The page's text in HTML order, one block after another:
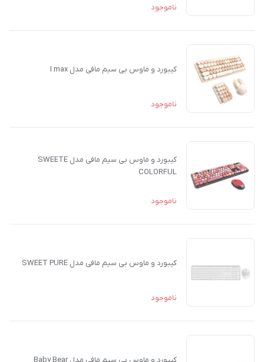
ناموجود
کیبورد و ماوس بی سیم مافی مدل I max
ناموجود
کیبورد و ماوس بی سیم مافی مدل SWEETE
COLORFUL
ناموجود
کیبورد و ماوس بی سیم مافی مدل SWEET PURE
ناموجود
کیبورد و ماوس بی سیم مافی مدل Baby Bear